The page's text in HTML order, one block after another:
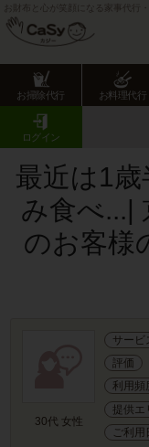
お財布と心が笑顔になる家事代行
お掃除代行 お料理代行
ログイン
CaSy TOP
お客様の声･口コミ詳細
最近は1
み食べ...|
のお客様
30代 女性
サービ
評価
利用頻
提供エ
ご利用